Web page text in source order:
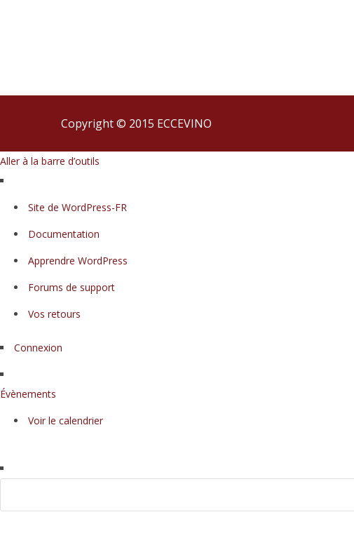
Copyright © 2015 ECCEVINO
Aller à la barre d’outils
WordPress
Site de WordPress-FR
Documentation
Apprendre WordPress
Forums de support
Vos retours
Connexion
Évènements
Voir le calendrier